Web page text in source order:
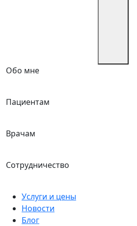
Обо мне
Пациентам
Врачам
Сотрудничество
Услуги и цены
Новости
Блог